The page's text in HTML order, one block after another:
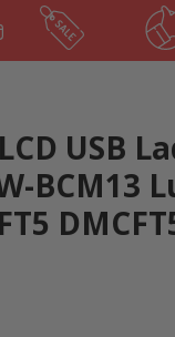
USB
BCM13